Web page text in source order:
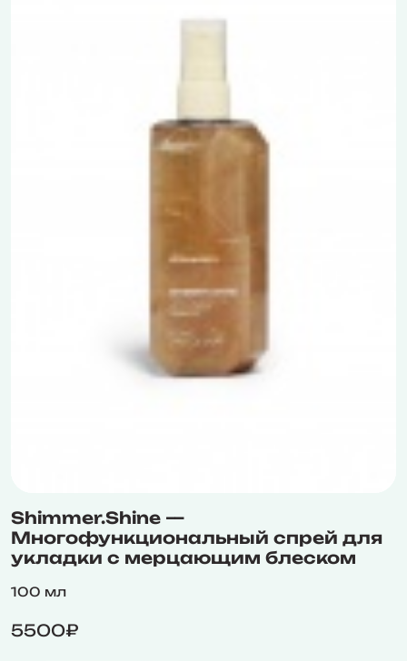
Shimmer.Shine —
Многофункциональный спрей для
укладки с мерцающим блеском
100 мл
5500₽